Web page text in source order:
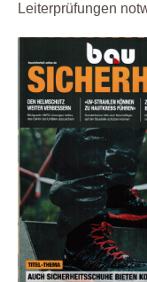
Leiterprüfungen